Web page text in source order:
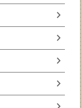
chevron_right
chevron_right
chevron_right
chevron_right